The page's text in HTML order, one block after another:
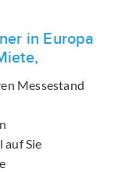
in Europa
Messestand
auf Sie